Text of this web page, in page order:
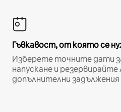
Гъвкавост, от която се
Изберете точните дати
напускане и резервирайте
допълнителни